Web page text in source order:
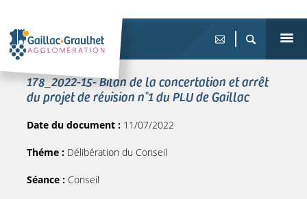
178_2022-15- Bilan de la concertation et arrêt
du projet de révision n°1 du PLU de Gaillac
Date du document : 11/07/2022
Théme : Délibération du Conseil
Séance : Conseil